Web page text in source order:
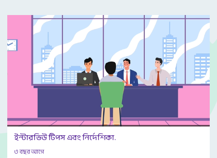
ইন্টারভিউ টিপস এবং নির্দেশিকা.
৩ বছর আগে